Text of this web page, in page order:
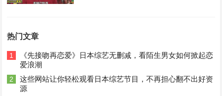
热门文章
1
《先接吻再恋爱》日本综艺无删减，看陌生男女如何掀起恋
爱浪潮
2
这些网站让你轻松观看日本综艺节目，不再担心翻不出好资
源